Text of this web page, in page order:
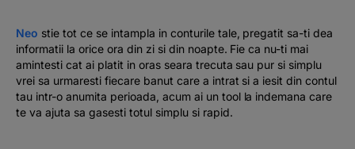
Pentru antreprenori
Banking, pe relaxare
Neo stie tot ce se intampla in conturile tale, pregatit sa-ti dea
informatii la orice ora din zi si din noapte. Fie ca nu-ti mai
amintesti cat ai platit in oras seara trecuta sau pur si simplu
vrei sa urmaresti fiecare banut care a intrat si a iesit din contul
tau intr-o anumita perioada, acum ai un tool la indemana care
te va ajuta sa gasesti totul simplu si rapid.